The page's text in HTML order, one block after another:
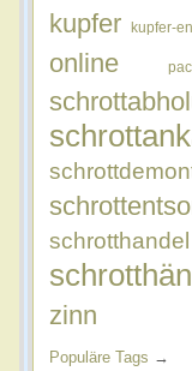
kupfer kupfer-
online
schrotthandel
zinn
Populäre Tags →